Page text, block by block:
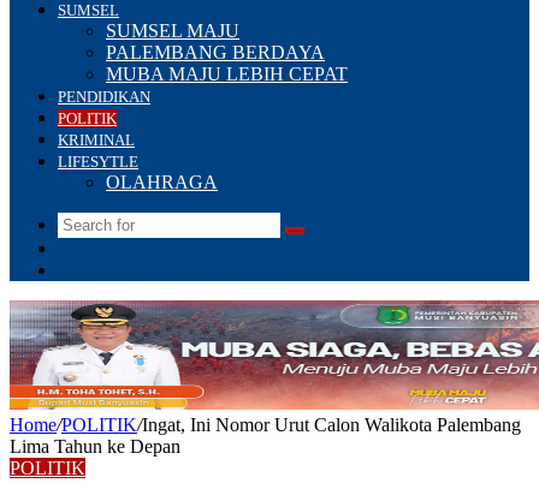
SUMSEL
SUMSEL MAJU
PALEMBANG BERDAYA
MUBA MAJU LEBIH CEPAT
PENDIDIKAN
POLITIK
KRIMINAL
LIFESYTLE
OLAHRAGA
Search
Home/POLITIK/Ingat, Ini Nomor Urut Calon Walikota Palembang
Lima Tahun ke Depan
POLITIK